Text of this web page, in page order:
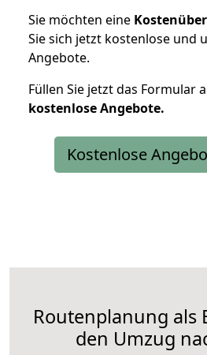
Sie möchten eine
Sie sich jetzt kostenlose und
Angebote.
Füllen Sie jetzt das Formular
kostenloseAngebote.
Kostenlose
Routenplanung als
den Umzug